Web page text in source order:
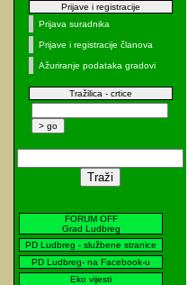
Prijave i registracije
Prijava suradnika
Prijave i registracije članova
Ažuriranje podataka gradovi
Tražilica - crtice
FORUM OFF
Grad Ludbreg
PD Ludbreg - službene stranice
PD Ludbreg- na Facebook-u
Eko vijesti